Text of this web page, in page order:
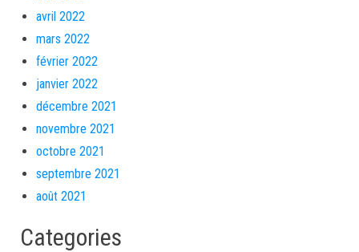
avril 2022
mars 2022
février 2022
janvier 2022
décembre 2021
novembre 2021
octobre 2021
septembre 2021
août 2021
Categories